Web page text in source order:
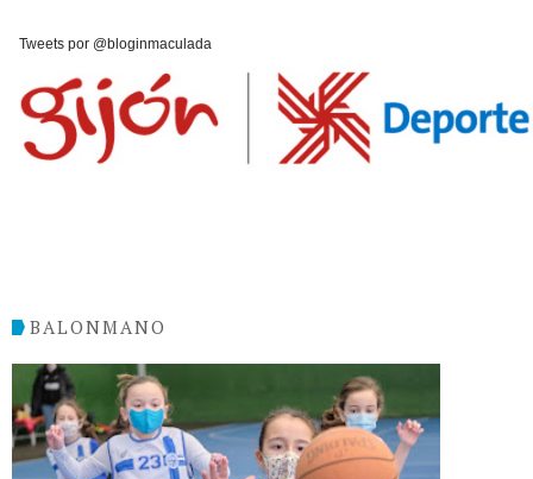
Tweets por @bloginmaculada
BALONMANO